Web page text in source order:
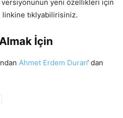
yeni özellikleri için
linkine tıklyabilirisiniz.
İçin
Ahmet Erdem Duran‘ dan